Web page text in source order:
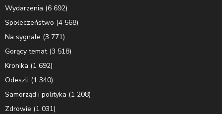
Wydarzenia (6 692)
Społeczeństwo (4 568)
Na sygnale (3 771)
Gorący temat(3 518)
Kronika (1 692)
Odeszli (1 340)
Samorząd i polityka (1 208)
Zdrowie (1 031)